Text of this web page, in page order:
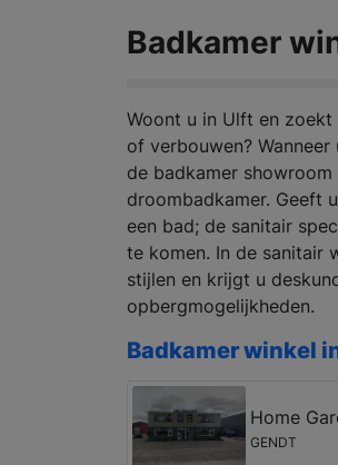
Badkamer
Woont u in Ulft en zoekt
of verbouwen?
de badkamer showroom
droombadkamer. Geeft
een bad; de sanitair
te komen. In de sanitair
stijlen en krijgt u
opbergmogelijkheden.
Badkamer winkel
Home
GENDT